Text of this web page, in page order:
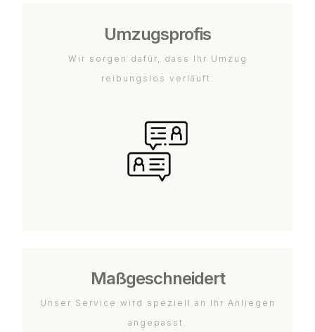
Umzugsprofis
Wir sorgen dafür, dass Ihr Umzug
reibungslos verläuft.
Maßgeschneidert
Unser Service wird speziell an Ihr Anliegen
angepasst.